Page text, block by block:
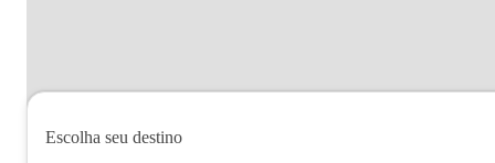
Escolha seu destino